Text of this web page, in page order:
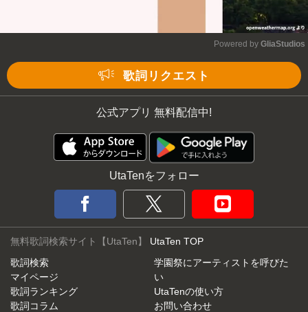
Powered by GliaStudios
歌詞リクエスト
公式アプリ 無料配信中!
UtaTenをフォロー
無料歌詞検索サイト【UtaTen】 UtaTen TOP
歌詞検索
マイページ
歌詞ランキング
歌詞コラム
学園祭にアーティストを呼びた
い
UtaTenの使い方
お問い合わせ